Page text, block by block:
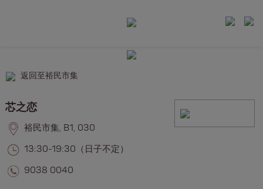
返回至裕民市集
芯之恋
裕民市集, B1, 030
13:30-19:30（日子不定）
9038 0040